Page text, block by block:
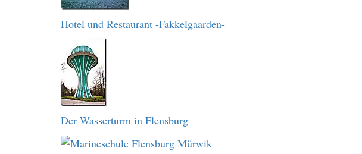
Hotel und Restaurant -Fakkelgaarden-
Der Wasserturm in Flensburg